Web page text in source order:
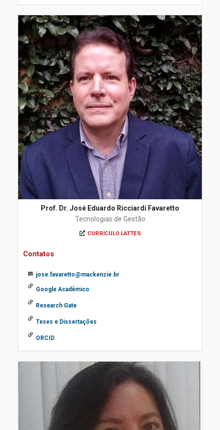
Prof. Dr. José Eduardo Ricciardi Favaretto
Tecnologias de Gestão
CURRÍCULO LATTES
Contatos
jose.favaretto@mackenzie.br
Google Acadêmico
Research Gate
Teses e Dissertações
ORCID